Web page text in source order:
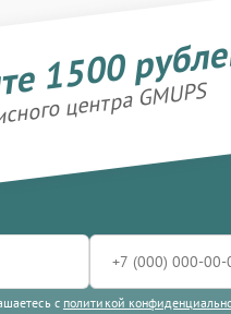
1500
центра GMUPS
с политикой